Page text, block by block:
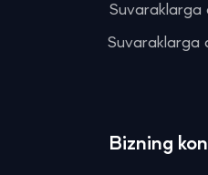
Suvaraklarga
Suvaraklarga
Bizning